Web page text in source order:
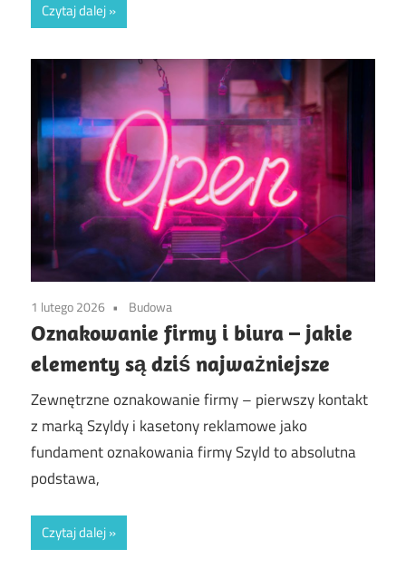
Czytaj dalej
1 lutego 2026 Budowa
Oznakowanie firmy i biura – jakie
elementy są dziś najważniejsze
Zewnętrzne oznakowanie firmy – pierwszy kontakt
z marką Szyldy i kasetony reklamowe jako
fundament oznakowania firmy Szyld to absolutna
podstawa,
Czytaj dalej